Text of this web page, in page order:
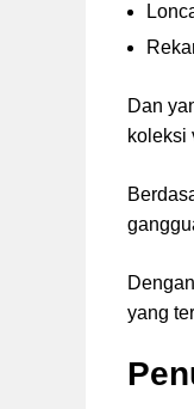
Dan
koleksi
yang